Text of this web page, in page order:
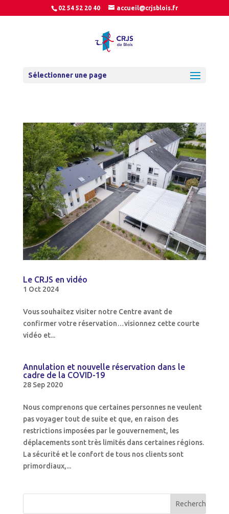
02 54 52 20 40 accueil@crjsblois.fr
Sélectionner une page
Le CRJS en vidéo
1 Oct 2024
Vous souhaitez visiter notre Centre avant de
confirmer votre réservation…visionnez cette courte
vidéo et...
Annulation et nouvelle réservation dans le
cadre de la COVID-19
28 Sep 2020
Nous comprenons que certaines personnes ne veulent
pas voyager tout de suite et que, en raison des
restrictions imposées par le gouvernement, les
déplacements sont très limités dans certaines régions.
La sécurité et le confort de tous nos clients sont
primordiaux,...